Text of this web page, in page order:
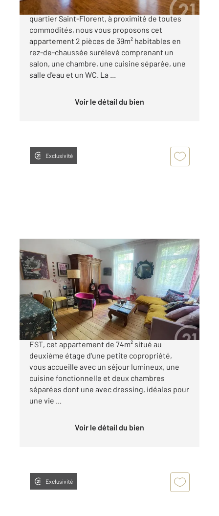
STRASBOURG CRONENBOURG. Dans le
quartier Saint-Florent, à proximité de toutes
commodités, nous vous proposons cet
appartement 2 pièces de 39m² habitables en
rez-de-chaussée surélevé comprenant un
salon, une chambre, une cuisine séparée, une
salle d'eau et un WC. La ...
Voir le détail du bien
Exclusivité
STRASBOURG 67
74 m2
, 3 pièces
Ref : 20487
Appartement F3 à vendre
179 000 €
Dans le quartier de Strasbourg Koenigshoffen
EST, cet appartement de 74m² situé au
deuxième étage d'une petite copropriété,
vous accueille avec un séjour lumineux, une
cuisine fonctionnelle et deux chambres
séparées dont une avec dressing, idéales pour
une vie ...
Voir le détail du bien
Exclusivité